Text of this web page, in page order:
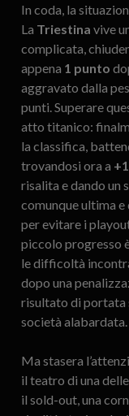
In coda, la
La Triestina vive
complicata,
appena 1 punto
aggravato dalla
punti. Superare
atto titanico:
la classifica,
trovandosi ora a +1
risalita e dando un
comunque ultima
per evitare i
piccolo progresso
le difficoltà
dopo una
risultato di portata
società alabardata.
Ma stasera
il teatro di una
il sold-out, una